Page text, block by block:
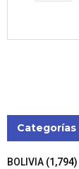
Categorías
BOLIVIA (1,794)